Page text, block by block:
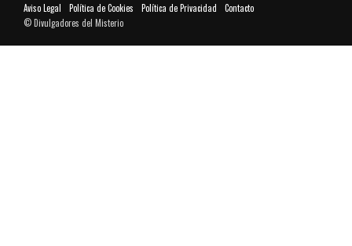
Aviso Legal Política de Cookies Política de Privacidad
Contacto
© Divulgadores del Misterio